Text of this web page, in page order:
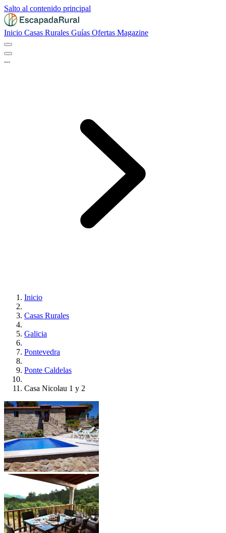
Salto al contenido principal
Inicio Casas Rurales Guías Ofertas Magazine
...
Inicio
Casas Rurales
Galicia
Pontevedra
Ponte Caldelas
Casa Nicolau 1 y 2